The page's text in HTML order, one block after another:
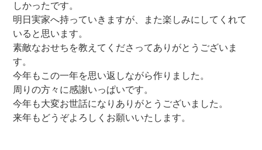
しかったです。
明日実家へ持っていきますが、また楽しみにしてくれて
いると思います。
素敵なおせちを教えてくださってありがとうございま
す。
今年もこの一年を思い返しながら作りました。
周りの方々に感謝いっぱいです。
今年も大変お世話になりありがとうございました。
来年もどうぞよろしくお願いいたします。